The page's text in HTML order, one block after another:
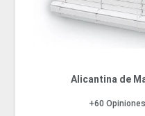
Alicantina de
+60 Opiniones